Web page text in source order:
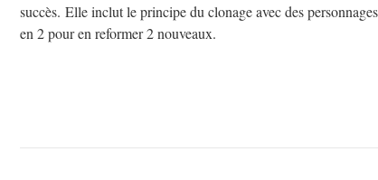
succès. Elle inclut le principe du clonage avec des
en 2 pour en reformer 2 nouveaux.